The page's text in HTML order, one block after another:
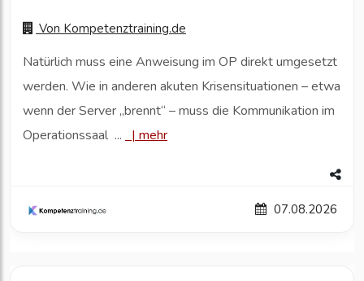
Von Kompetenztraining.de
Natürlich muss eine Anweisung im OP direkt umgesetzt
werden. Wie in anderen akuten Krisensituationen – etwa
wenn der Server „brennt“ – muss die Kommunikation im
Operationssaal ...
| mehr
07.08.2026